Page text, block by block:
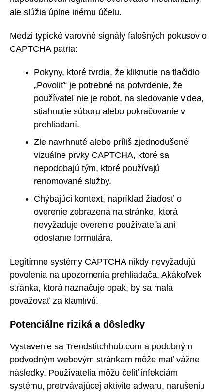
ale slúžia úplne inému účelu.
Medzi typické varovné signály falošných pokusov o
CAPTCHA patria:
Pokyny, ktoré tvrdia, že kliknutie na tlačidlo
„Povoliť“ je potrebné na potvrdenie, že
používateľ nie je robot, na sledovanie videa,
stiahnutie súboru alebo pokračovanie v
prehliadaní.
Zle navrhnuté alebo príliš zjednodušené
vizuálne prvky CAPTCHA, ktoré sa
nepodobajú tým, ktoré používajú
renomované služby.
Chýbajúci kontext, napríklad žiadosť o
overenie zobrazená na stránke, ktorá
nevyžaduje overenie používateľa ani
odoslanie formulára.
Legitímne systémy CAPTCHA nikdy nevyžadujú
povolenia na upozornenia prehliadača. Akákoľvek
stránka, ktorá naznačuje opak, by sa mala
považovať za klamlivú.
Potenciálne riziká a dôsledky
Vystavenie sa Trendstitchhub.com a podobným
podvodným webovým stránkam môže mať vážne
následky. Používatelia môžu čeliť infekciám
systému, pretrvávajúcej aktivite adwaru, narušeniu